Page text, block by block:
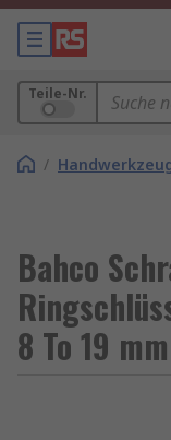
Teile-Nr.
/
Bahco
8 To 19 mm